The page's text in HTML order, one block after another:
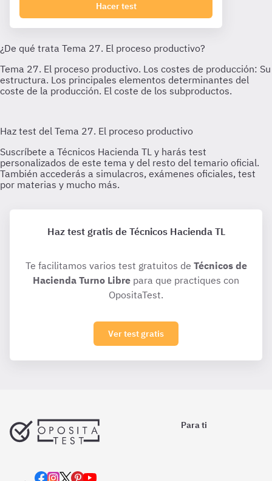
Hacer test
Haz test gratis de Técnicos Hacienda TL
Te facilitamos varios test gratuitos de Técnicos de
Hacienda Turno Libre para que practiques con
OpositaTest.
Ver test gratis
Para ti